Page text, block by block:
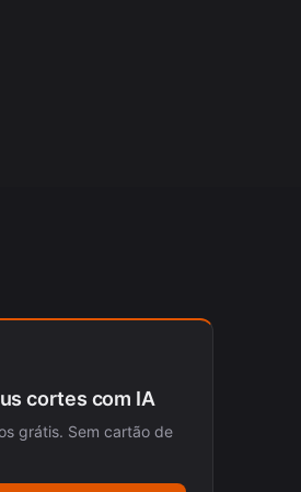
cortes com IA
grátis. Sem cartão de